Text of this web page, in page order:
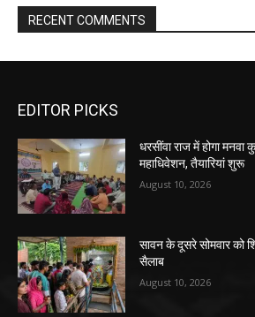
RECENT COMMENTS
EDITOR PICKS
धरसींवा राज में होगा मनवा
महाधिवेशन, तैयारियां शुरू
August 10, 2026
सावन के दूसरे सोमवार को
सैलाब
August 10, 2026